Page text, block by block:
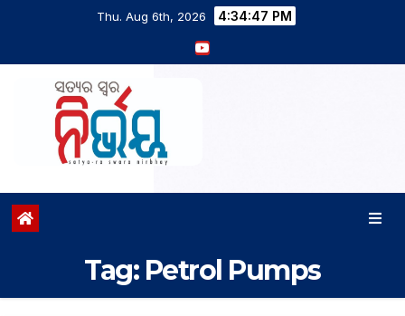
Thu. Aug 6th, 2026 4:34:48 PM
Tag: Petrol Pumps